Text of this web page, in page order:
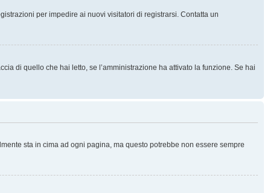
per impedire ai nuovi visitatori di registrarsi. Contatta un
di quello che hai letto, se l’amministrazione ha attivato la funzione. Se hai
sta in cima ad ogni pagina, ma questo potrebbe non essere sempre